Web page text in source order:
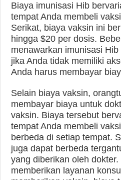
Biaya imunisasi Hib
tempat Anda membeli
Serikat, biaya vaksin ini
hingga $20 per dosis.
menawarkan imunisasi
jika Anda tidak memiliki
Anda harus membayar
Selain biaya vaksin,
membayar biaya untuk
vaksin. Biaya tersebut
tempat Anda membeli
berbeda di setiap tempat.
juga dapat berbeda
yang diberikan oleh
memberikan layanan